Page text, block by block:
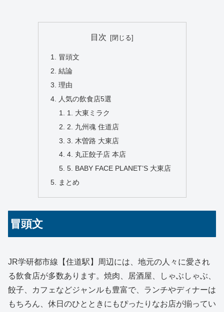
目次
冒頭文
結論
理由
人気の飲食店5選
1. 大東ミラク
2. 九州魂 住道店
3. 木曽路 大東店
4. 丸正餃子店 本店
5. BABY FACE PLANET’S 大東店
まとめ
冒頭文
JR学研都市線【住道駅】周辺には、地元の人々に愛され
る飲食店が多数あります。焼肉、居酒屋、しゃぶしゃぶ、
餃子、カフェなどジャンルも豊富で、ランチやディナーは
もちろん、休日のひとときにもぴったりなお店が揃ってい